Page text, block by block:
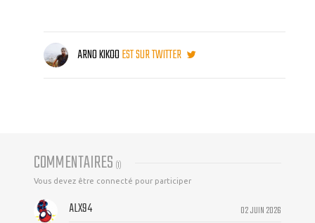
ARNO KIKOOEST SUR TWITTER
COMMENTAIRES (1)
Vous devez être connecté pour participer
02 JUIN 2026
ALX94